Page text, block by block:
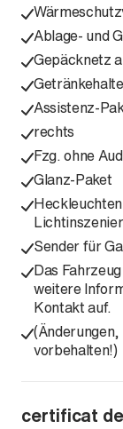
Ablage- und
Gepäcknetz
Assistenz-
rechts
Fzg. ohne
Glanz-Paket
Sender für
Das
weitere
Kontakt auf.
vorbehalten!)
certificat